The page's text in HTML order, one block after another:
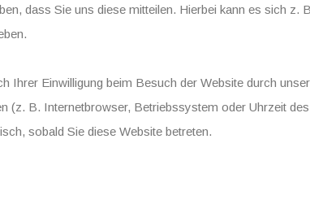
dass Sie uns diese mitteilen. Hierbei kann es sich z.
Ihrer Einwilligung beim Besuch der Website durch
(z. B. Internetbrowser, Betriebssystem oder Uhrzeit
sobald Sie diese Website betreten.